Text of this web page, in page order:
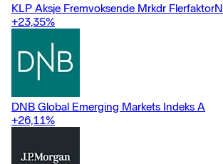
KLP Aksje Fremvoksende Mrkdr FlerfaktorN
+23,35%
DNB Global Emerging Markets Indeks A
+26,11%